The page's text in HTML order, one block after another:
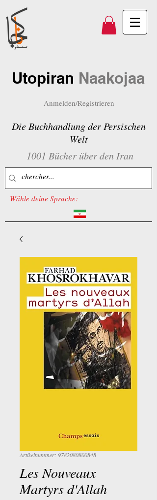
Utopiran Naakojaa
Anmelden/Registrieren
Die Buchhandlung der Persischen
Welt
1001 Bücher über den Iran
Wähle deine Sprache:
Artikelnummer: 9782080800848
Les Nouveaux
Martyrs d'Allah